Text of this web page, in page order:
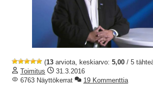
(13 arviota, keskiarvo: 5,00 / 5
Toimitus
31.3.2016
6763 Näyttökerrat
19 Kommenttia